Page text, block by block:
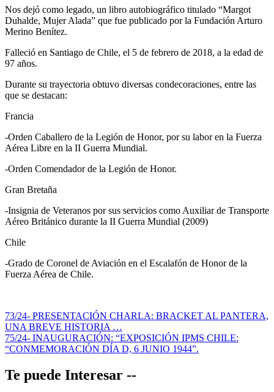
Nos dejó como legado, un libro autobiográfico titulado “Margot
Duhalde, Mujer Alada” que fue publicado por la Fundación Arturo
Merino Benítez.
Falleció en Santiago de Chile, el 5 de febrero de 2018, a la edad de
97 años.
Durante su trayectoria obtuvo diversas condecoraciones, entre las
que se destacan:
Francia
-Orden Caballero de la Legión de Honor, por su labor en la Fuerza
Aérea Libre en la II Guerra Mundial.
-Orden Comendador de la Legión de Honor.
Gran Bretaña
-Insignia de Veteranos por sus servicios como Auxiliar de Transporte
Aéreo Británico durante la II Guerra Mundial (2009)
Chile
-Grado de Coronel de Aviación en el Escalafón de Honor de la
Fuerza Aérea de Chile.
Navegación
de
entradas
73/24- PRESENTACIÓN CHARLA: BRACKET AL PANTERA,
UNA BREVE HISTORIA …
75/24- INAUGURACIÓN: “EXPOSICIÓN IPMS CHILE:
“CONMEMORACIÓN DÍA D, 6 JUNIO 1944”.
Te puede Interesar --